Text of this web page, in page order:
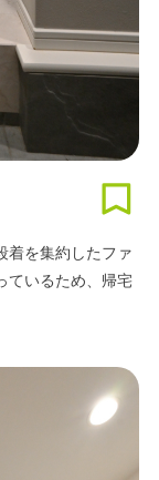
着を集約したファ
ているため、帰宅